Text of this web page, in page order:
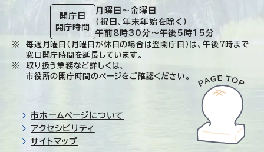
開庁日
開庁時間
月曜日～金曜日
（祝日、年末年始を除く）
午前8時30分～午後5時15分
毎週月曜日（月曜日が休日の場合は翌開庁日）は、午後7時まで
窓口開庁時間を延長しています。
取り扱う業務など詳しくは、
市役所の開庁時間のページをご確認ください。
市ホームページについて
アクセシビリティ
サイトマップ